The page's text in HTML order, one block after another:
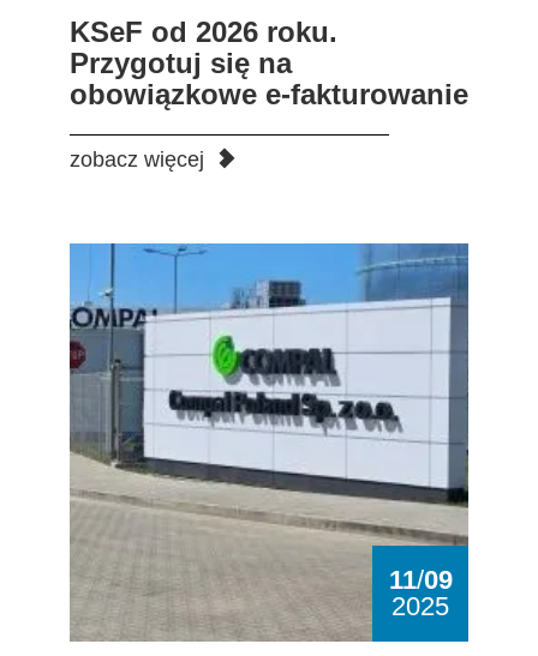
KSeF od 2026 roku.
Przygotuj się na
obowiązkowe e-fakturowanie
zobacz więcej
Firma Compal poszukuje pracowników!
11/09
2025